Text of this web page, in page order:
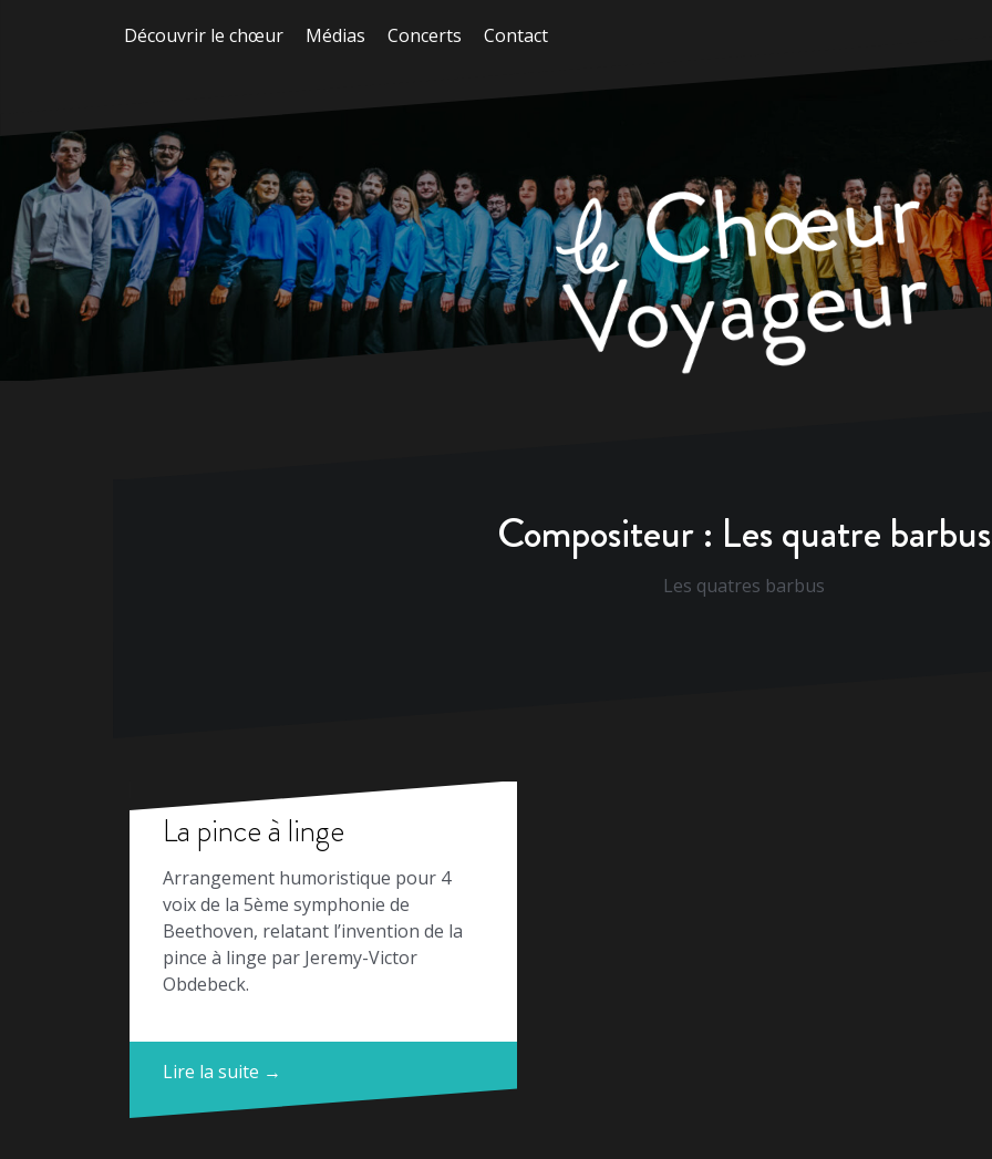
Découvrir le chœur Médias Concerts Contact
Compositeur : Les quatre barbus
Les quatres barbus
La pince à linge
Arrangement humoristique pour 4
voix de la 5ème symphonie de
Beethoven, relatant l’invention de la
pince à linge par Jeremy-Victor
Obdebeck.
Lire la suite →